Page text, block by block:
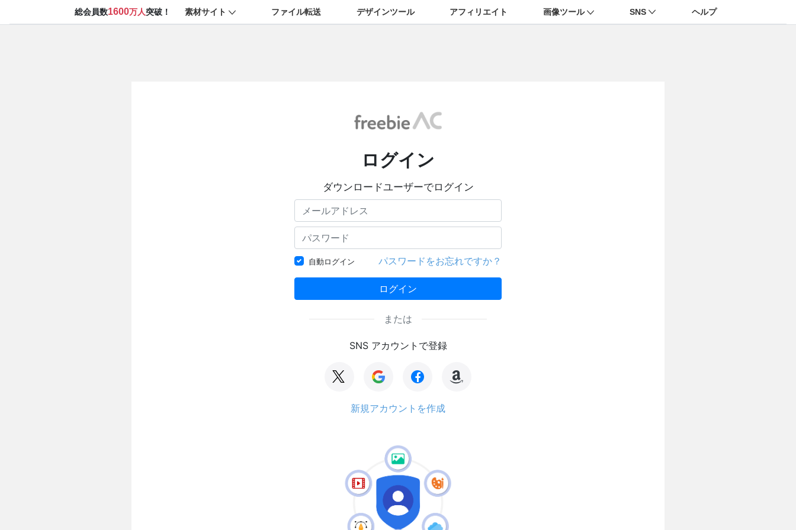
総会員数1600万人突破！ 素材サイト ファイル転送 デザインツール アフィリエイト 画像ツール SNS ヘルプ
ログイン
ダウンロードユーザーでログイン
自動ログイン パスワードをお忘れですか？
ログイン
または
SNS アカウントで登録
新規アカウントを作成